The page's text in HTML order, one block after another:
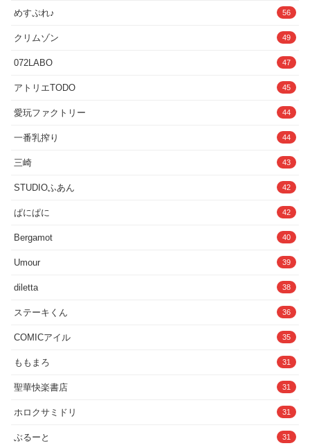
=========================================今回のライ
ブ配信はここまでになります♪楽しい時間はあっという間ですね！
【マナミのラジオ締めトーク】
=========================================■トラック6_
=========================================ねえ、あな
ともお休みの日ですから、アイドルとしてのマナミじゃなくて、あな
チ、いちゃいちゃキス、中出し】
=========================================■トラック7_
妻ドル最高です♪（01:44）
=========================================旦那様に支
えられて妻ドルマナミのワンマンライブは大成功です！いつも応援し
てくれて本当にありがとうございます！マナミはこれからも頑張って
ク】・ー・ー・ー・ー・ー・ー・ー・ー・ー・ー・ー・ー・ー・ー・
Ver.をご用意しております）＊パッケージやその他イラストデータ
（PNG形式）＊オマケ1（NGシーン集）＊オマケ2（ありがた屋過去
作サンプル集）■クレジット絵:ささくら様ロゴ＆デザイン:hatoco様
台本:のら様声優＆台本修正＆編集＆企画:ありがた〜い私■ありがた
屋サークル主の、ありがた〜い私こと、ありがた姉さんって？成人向
け音声サークル『ありがた屋』を管理しながら、自らもR18作品にボ
の人妻お姉さんです●●
めすぷれ♪ 56
クリムゾン 49
072LABO 47
アトリエTODO 45
愛玩ファクトリー 44
一番乳搾り 44
三崎 43
STUDIOふあん 42
ぱにぱに 42
Bergamot 40
Umour 39
diletta 38
ステーキくん 36
COMICアイル 35
ももまろ 31
聖華快楽書店 31
ホロクサミドリ 31
ぶるーと 31